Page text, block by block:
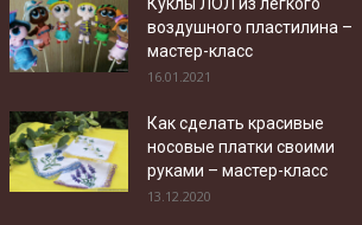
воздушного пластилина –
мастер-класс
16.01.2021
Как сделать красивые
носовые платки своими
руками – мастер-класс
13.12.2020